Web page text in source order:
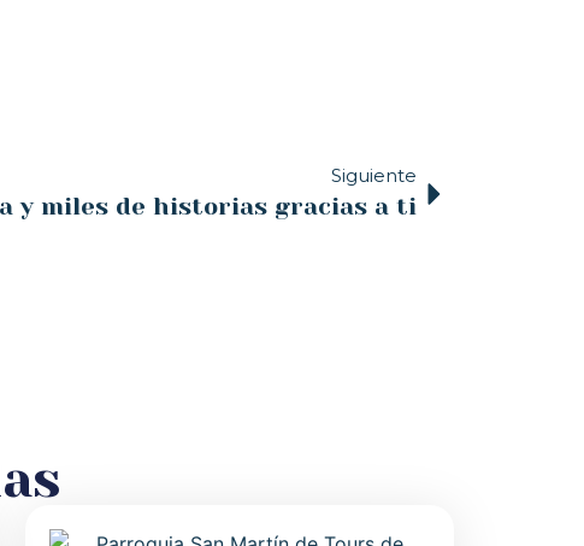
Siguiente
y miles de historias gracias a ti